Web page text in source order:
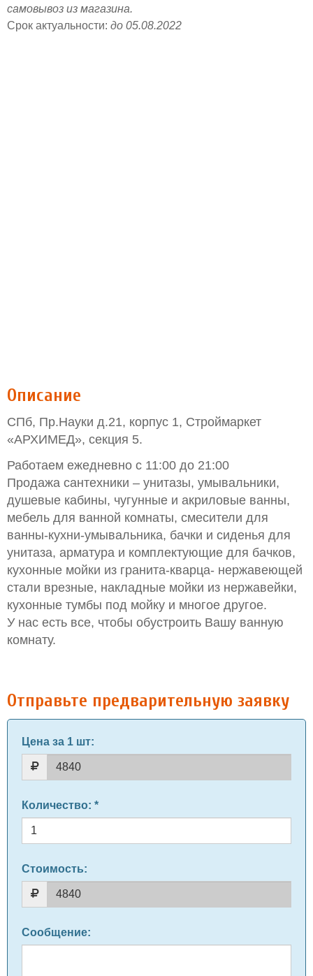
самовывоз из магазина.
Срок актуальности: до 05.08.2022
Описание
СПб, Пр.Науки д.21, корпус 1, Строймаркет
«АРХИМЕД», секция 5.
Работаем ежедневно с 11:00 до 21:00
Продажа сантехники – унитазы, умывальники,
душевые кабины, чугунные и акриловые ванны,
мебель для ванной комнаты, смесители для
ванны-кухни-умывальника, бачки и сиденья для
унитаза, арматура и комплектующие для бачков,
кухонные мойки из гранита-кварца- нержавеющей
стали врезные, накладные мойки из нержавейки,
кухонные тумбы под мойку и многое другое.
У нас есть все, чтобы обустроить Вашу ванную
комнату.
Отправьте предварительную заявку
Цена за 1 шт:
Количество: *
Стоимость:
Сообщение: